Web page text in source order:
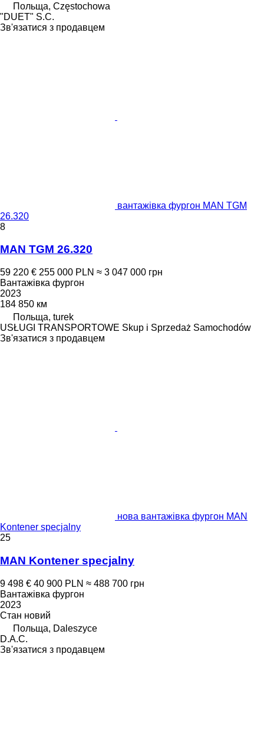
Польща, Częstochowa
"DUET" S.C.
Зв'язатися з продавцем
вантажівка фургон MAN TGM
26.320
8
MAN TGM 26.320
59 220 € 255 000 PLN ≈ 3 047 000 грн
Вантажівка фургон
2023
184 850 км
Польща, turek
USŁUGI TRANSPORTOWE Skup i Sprzedaż Samochodów
Зв'язатися з продавцем
нова вантажівка фургон MAN
Kontener specjalny
25
MAN Kontener specjalny
9 498 € 40 900 PLN ≈ 488 700 грн
Вантажівка фургон
2023
Стан новий
Польща, Daleszyce
D.A.C.
Зв'язатися з продавцем